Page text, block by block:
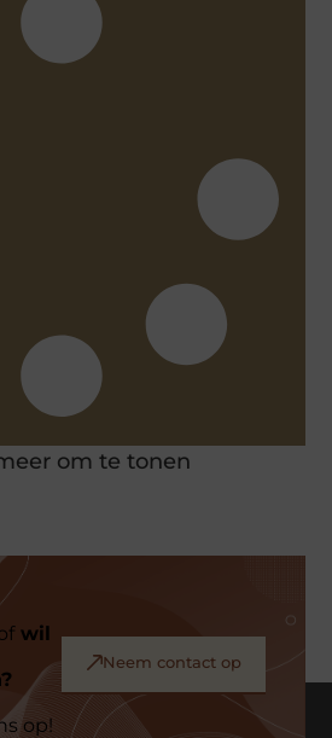
om te tonen
wil
op!
Neem contact op